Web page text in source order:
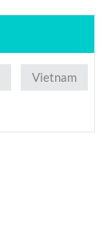
Vietnam